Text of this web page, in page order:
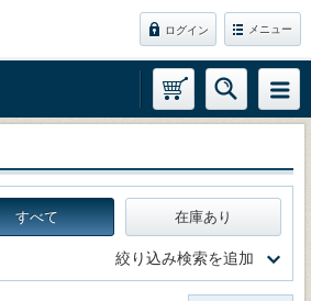
ログイン メニュー
すべて 在庫あり
絞り込み検索を追加